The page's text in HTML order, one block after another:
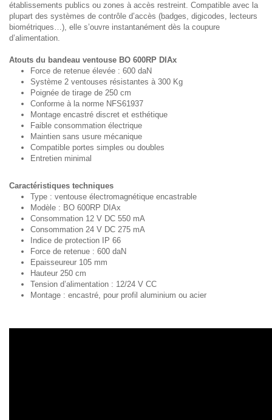
établissements publics ou zones à accès restreint. Compatible avec la
plupart des systèmes de contrôle d’accès (badges, digicodes, lecteurs
biométriques…), elle s’ouvre instantanément dès la coupure
d’alimentation.
Atouts du bandeau ventouse BO 600RP DIAx
Force de retenue élevée : 600 daN
Système 2 ventouses résistantes à 300 Kg
Poignée de tirage de 250 cm
Conforme à la norme NFS61937
Montage encastré discret et esthétique
Faible consommation électrique
Maintien sans usure mécanique
Compatible portes simples ou doubles
Entretien minimal
Caractéristiques techniques
Type : ventouse électromagnétique encastrable
Modèle : BO 600RP DIAx
Consommation 12 V DC 550 mA
Consommation 24 V DC 275 mA
Indice de protection IP 66
Force de retenue : 600 daN
Epaisseureur 105 mm
Hauteur 250 cm
Tension d’alimentation : 12/24 V CC
Montage : encastré, pour profil aluminium ou acier